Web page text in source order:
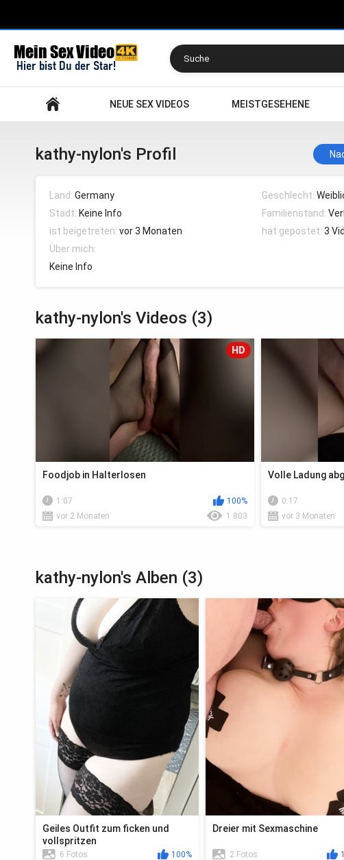
NEUE SEX VIDEOS MEISTGESEHENE
kathy-nylon's Profil
Land: Germany
Stadt: Keine Info
ist beigetreten: vor 3 Monaten
Geschlecht:
Familienstand:
hat gepostet:3
Über mich:
Keine Info
kathy-nylon's Videos (3)
HD
Foodjob in Halterlosen
1:07
100%
vor 2 Monaten
1 803
Volle Ladung
0:17
vor 3 Monaten
kathy-nylon's Alben (3)
Geiles Outfit zum ficken und
vollspritzen
6 Fotos
100%
Dreier mit Sexmaschine
2 Fotos